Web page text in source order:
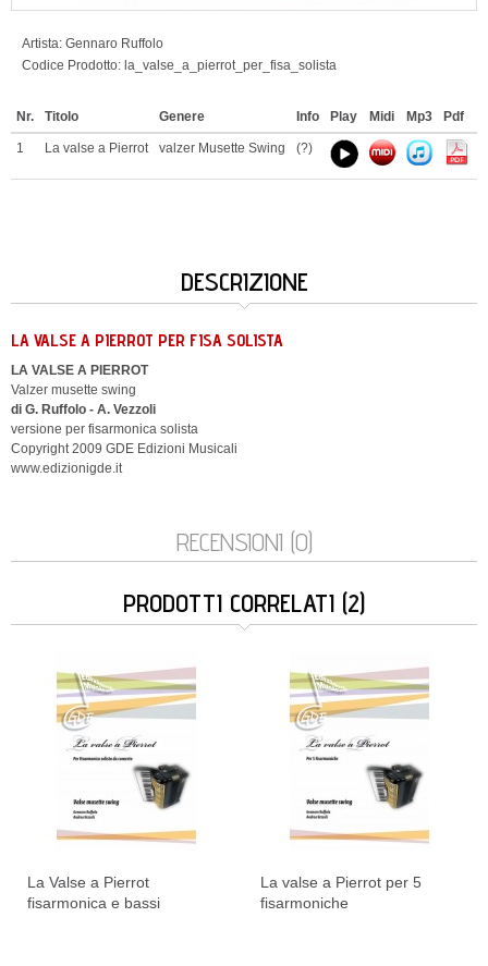
Artista: Gennaro Ruffolo
Codice Prodotto: la_valse_a_pierrot_per_fisa_solista
Nr. Titolo Genere Info Play Midi Mp3 Pdf
1 La valse a Pierrot valzer Musette Swing (?)
DESCRIZIONE
LA VALSE A PIERROT PER FISA SOLISTA
LA VALSE A PIERROT
Valzer musette swing
di G. Ruffolo - A. Vezzoli
versione per fisarmonica solista
Copyright 2009 GDE Edizioni Musicali
www.edizionigde.it
RECENSIONI (0)
PRODOTTI CORRELATI (2)
La Valse a Pierrot
fisarmonica e bassi
La valse a Pierrot per 5
fisarmoniche